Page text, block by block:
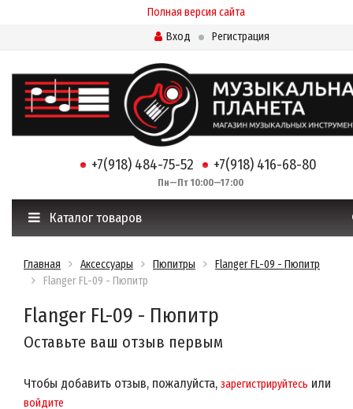
Полная версия сайта
Вход
Регистрация
+7(918) 484-75-52 +7(918) 416-68-80
Пн—Пт 10:00—17:00
Каталог товаров
Главная Аксессуары Пюпитры
Flanger FL-09 - Пюпитр
Flanger FL-09 - Пюпитр
Flanger FL-09 - Пюпитр
Оставьте ваш отзыв первым
Чтобы добавить отзыв, пожалуйста, зарегистрируйтесь или
войдите